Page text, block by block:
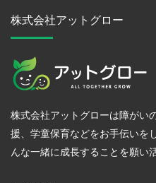
株式会社アットグロー
株式会社アットグローは障がい
援、学童保育などをお手伝いを
んな一緒に成長することを願い